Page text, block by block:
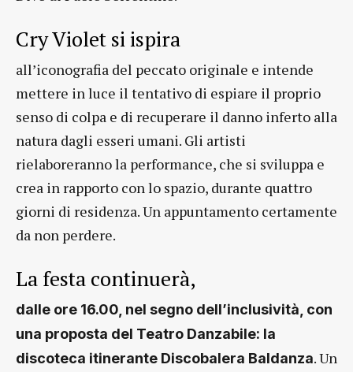
Cry Violet si ispira
all’iconografia del peccato originale e intende
mettere in luce il tentativo di espiare il proprio
senso di colpa e di recuperare il danno inferto alla
natura dagli esseri umani. Gli artisti
rielaboreranno la performance, che si sviluppa e
crea in rapporto con lo spazio, durante quattro
giorni di residenza. Un appuntamento certamente
da non perdere.
La festa continuerà,
dalle ore 16.00, nel segno dell’inclusività, con
una proposta del Teatro Danzabile: la
discoteca itinerante Discobalera Baldanza. Un